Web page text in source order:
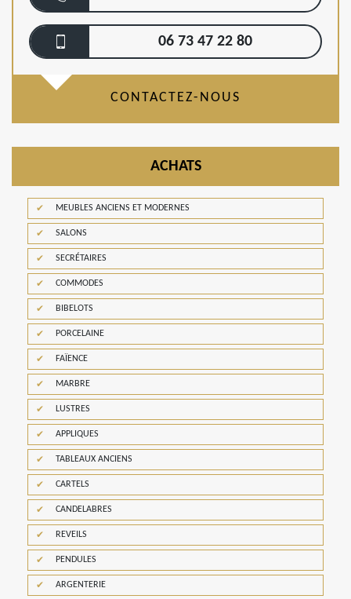
06 73 47 22 80
CONTACTEZ-NOUS
ACHATS
MEUBLES ANCIENS ET MODERNES
SALONS
SECRÉTAIRES
COMMODES
BIBELOTS
PORCELAINE
FAÏENCE
MARBRE
LUSTRES
APPLIQUES
TABLEAUX ANCIENS
CARTELS
CANDELABRES
REVEILS
PENDULES
ARGENTERIE